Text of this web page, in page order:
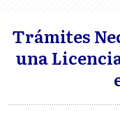
Trámites
una